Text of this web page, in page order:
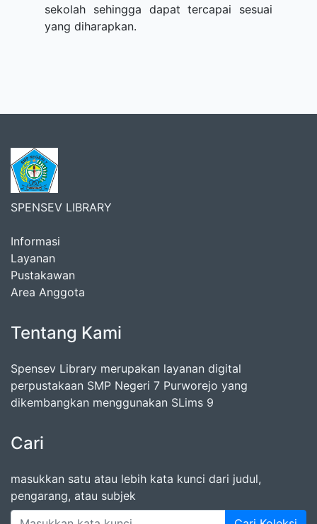
sekolah sehingga dapat tercapai sesuai
yang diharapkan.
SPENSEV LIBRARY
Informasi
Layanan
Pustakawan
Area Anggota
Tentang Kami
Spensev Library merupakan layanan digital
perpustakaan SMP Negeri 7 Purworejo yang
dikembangkan menggunakan SLims 9
Cari
masukkan satu atau lebih kata kunci dari judul,
pengarang, atau subjek